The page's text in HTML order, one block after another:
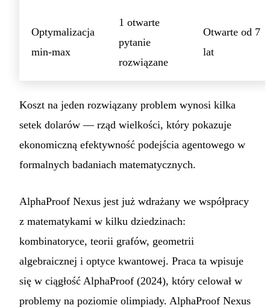
Optymalizacja
min-max
1 otwarte
pytanie
rozwiązane
Otwarte od 7
lat
Koszt na jeden rozwiązany problem wynosi kilka
setek dolarów — rząd wielkości, który pokazuje
ekonomiczną efektywność podejścia agentowego w
formalnych badaniach matematycznych.
AlphaProof Nexus jest już wdrażany we współpracy
z matematykami w kilku dziedzinach:
kombinatoryce, teorii grafów, geometrii
algebraicznej i optyce kwantowej. Praca ta wpisuje
się w ciągłość AlphaProof (2024), który celował w
problemy na poziomie olimpiady. AlphaProof Nexus